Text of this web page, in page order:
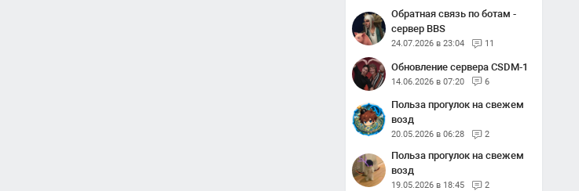
Обратная связь по ботам -
сервер BBS
24.07.2026 в 23:04 11
Обновление сервера CSDM-1
14.06.2026 в 07:20 6
Польза прогулок на свежем
возд
20.05.2026 в 06:28 2
Польза прогулок на свежем
возд
19.05.2026 в 18:45 2